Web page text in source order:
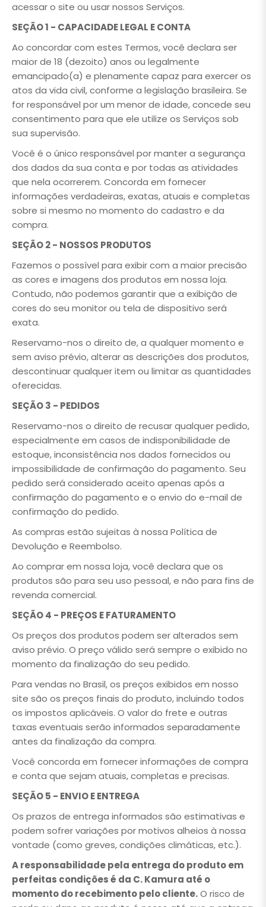
acessar o site ou usar nossos Serviços.
SEÇÃO 1 - CAPACIDADE LEGAL E CONTA
Ao concordar com estes Termos, você declara ser
maior de 18 (dezoito) anos ou legalmente
emancipado(a) e plenamente capaz para exercer os
atos da vida civil, conforme a legislação brasileira. Se
for responsável por um menor de idade, concede seu
consentimento para que ele utilize os Serviços sob
sua supervisão.
Você é o único responsável por manter a segurança
dos dados da sua conta e por todas as atividades
que nela ocorrerem. Concorda em fornecer
informações verdadeiras, exatas, atuais e completas
sobre si mesmo no momento do cadastro e da
compra.
SEÇÃO 2 - NOSSOS PRODUTOS
Fazemos o possível para exibir com a maior precisão
as cores e imagens dos produtos em nossa loja.
Contudo, não podemos garantir que a exibição de
cores do seu monitor ou tela de dispositivo será
exata.
Reservamo-nos o direito de, a qualquer momento e
sem aviso prévio, alterar as descrições dos produtos,
descontinuar qualquer item ou limitar as quantidades
oferecidas.
SEÇÃO 3 - PEDIDOS
Reservamo-nos o direito de recusar qualquer pedido,
especialmente em casos de indisponibilidade de
estoque, inconsistência nos dados fornecidos ou
impossibilidade de confirmação do pagamento. Seu
pedido será considerado aceito apenas após a
confirmação do pagamento e o envio do e-mail de
confirmação do pedido.
As compras estão sujeitas à nossa Política de
Devolução e Reembolso.
Ao comprar em nossa loja, você declara que os
produtos são para seu uso pessoal, e não para fins de
revenda comercial.
SEÇÃO 4 - PREÇOS E FATURAMENTO
Os preços dos produtos podem ser alterados sem
aviso prévio. O preço válido será sempre o exibido no
momento da finalização do seu pedido.
Para vendas no Brasil, os preços exibidos em nosso
site são os preços finais do produto, incluindo todos
os impostos aplicáveis. O valor do frete e outras
taxas eventuais serão informados separadamente
antes da finalização da compra.
Você concorda em fornecer informações de compra
e conta que sejam atuais, completas e precisas.
SEÇÃO 5 - ENVIO E ENTREGA
Os prazos de entrega informados são estimativas e
podem sofrer variações por motivos alheios à nossa
vontade (como greves, condições climáticas, etc.).
A responsabilidade pela entrega do produto em
perfeitas condições é da C. Kamura até o
momento do recebimento pelo cliente.O risco de